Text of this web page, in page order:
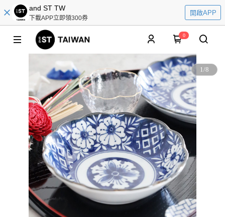
and ST TW
下載APP立即領300券
開啟APP
0
1/8